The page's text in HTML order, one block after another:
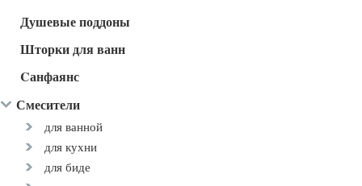
Душевые поддоны
Шторки для ванн
Cанфаянс
Смесители
для ванной
для кухни
для биде